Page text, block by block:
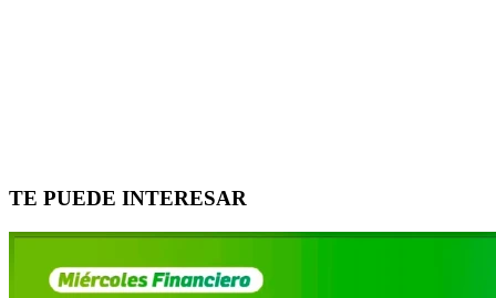
TE PUEDE INTERESAR